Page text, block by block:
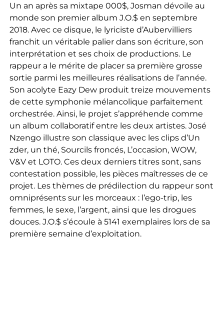
Un an après sa mixtape 000$, Josman dévoile au
monde son premier album J.O.$ en septembre
2018. Avec ce disque, le lyriciste d’Aubervilliers
franchit un véritable palier dans son écriture, son
interprétation et ses choix de productions. Le
rappeur a le mérite de placer sa première grosse
sortie parmi les meilleures réalisations de l’année.
Son acolyte Eazy Dew produit treize mouvements
de cette symphonie mélancolique parfaitement
orchestrée. Ainsi, le projet s’appréhende comme
un album collaboratif entre les deux artistes. José
Nzengo illustre son classique avec les clips d’Un
zder, un thé, Sourcils froncés, L’occasion, WOW,
V&V et LOTO. Ces deux derniers titres sont, sans
contestation possible, les pièces maîtresses de ce
projet. Les thèmes de prédilection du rappeur sont
omniprésents sur les morceaux : l’ego-trip, les
femmes, le sexe, l’argent, ainsi que les drogues
douces. J.O.$ s’écoule à 5141 exemplaires lors de sa
première semaine d’exploitation.